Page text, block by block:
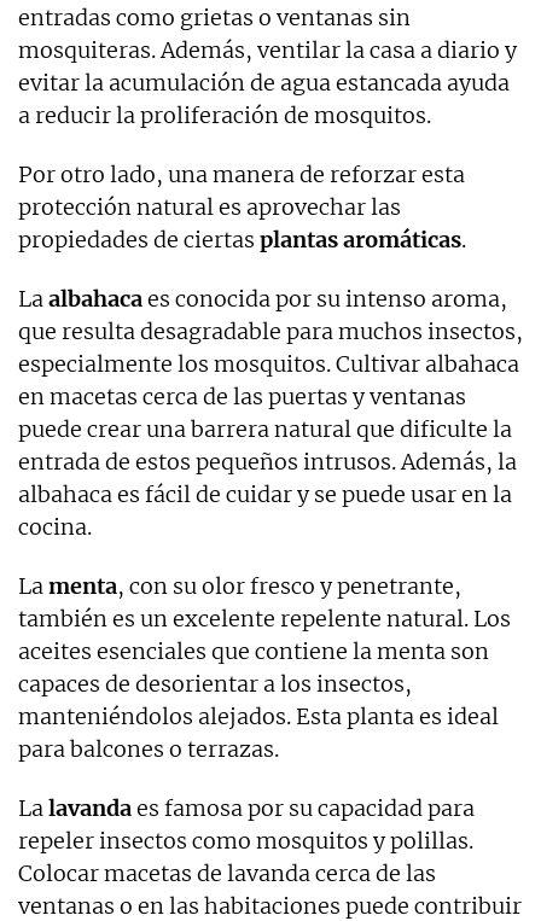
entradas como grietas o ventanas sin
mosquiteras. Además, ventilar la casa a diario y
evitar la acumulación de agua estancada ayuda
a reducir la proliferación de mosquitos.
Por otro lado, una manera de reforzar esta
protección natural es aprovechar las
propiedades de ciertas plantas aromáticas.
Laalbahacaes conocida por su intenso aroma,
que resulta desagradable para muchos insectos,
especialmente los mosquitos. Cultivar albahaca
en macetas cerca de las puertas y ventanas
puede crear una barrera natural que dificulte la
entrada de estos pequeños intrusos. Además, la
albahaca es fácil de cuidar y se puede usar en la
cocina.
Lamenta, con su olor fresco y penetrante,
también es un excelente repelente natural. Los
aceites esenciales que contiene la menta son
capaces de desorientar a los insectos,
manteniéndolos alejados. Esta planta es ideal
para balcones o terrazas.
Lalavandaes famosa por su capacidad para
repeler insectos como mosquitos y polillas.
Colocar macetas de lavanda cerca de las
ventanas o en las habitaciones puede contribuir